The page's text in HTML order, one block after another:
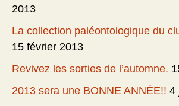
2013
La collection paléontologique du
15 février 2013
Revivez les sorties de l’automne.
2013 sera une BONNE ANNÉE!! 4